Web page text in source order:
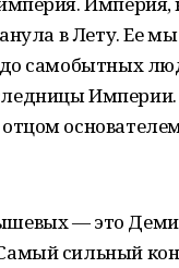
в Лету. Ее
самобытных
Империи.
— это
сильный